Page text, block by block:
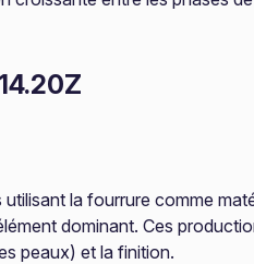
la fourrure comme
dominant. Ces
peaux) et la finition.